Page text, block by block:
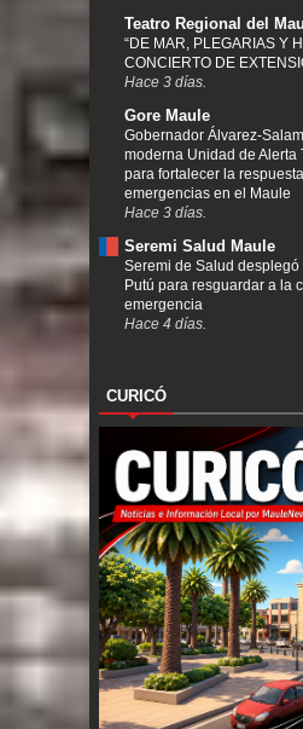
Teatro Regional del
“DE MAR, PLEGARIAS Y
CONCIERTO DE
Hace 3 días.
Gore Maule
Gobernador Álvarez-
moderna Unidad de Alerta
para fortalecer la
emergencias en el Maule
Hace 3 días.
Seremi Salud Maule
Seremi de Salud desplegó
Putú para resguardar a la
emergencia
Hace 4 días.
CURICÓ